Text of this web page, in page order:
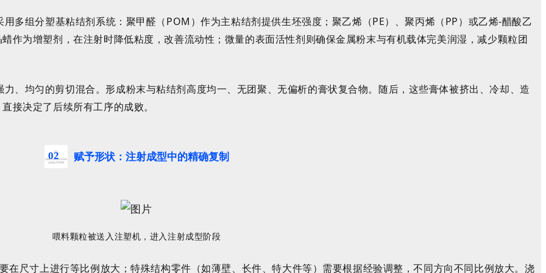
多组分塑基粘结剂系统：聚甲醛（POM）作为主粘结剂提供生坯强度；聚乙烯（PE）、聚丙烯（PP）或乙烯-醋酸乙
作为增塑剂，在注射时降低粘度，改善流动性 ；微量的表面活性剂则确保金属粉末与有机载体完美润湿，减少颗粒团
、均匀的剪切混合。形成粉末与粘结剂高度均一、无团聚、无偏析的膏状复合物。随后，这些膏体被挤出、冷却、造
接决定了后续所有工序的成败。
02 赋予形状：注射成型中的精确复制
喂料颗粒被送入注塑机，进入注射成型阶段
在尺寸上进行等比例放大；特殊结构零件（如薄壁、长件、特大件等）需要根据经验调整，不同方向不同比例放大。浇